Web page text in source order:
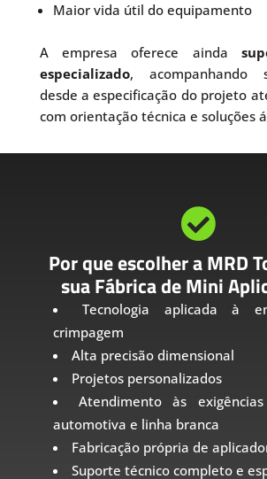
Maior vida útil do equipamento
A empresa oferece ainda
especializado, acompanhando
desde a especificação do projeto
com orientação técnica e soluções

Por que escolher a MRD
sua Fábrica de Mini
Tecnologia aplicada à
crimpagem
Alta precisão dimensional
Projetos personalizados
Atendimento às
automotiva e linha branca
Fabricação própria de
Suporte técnico completo e